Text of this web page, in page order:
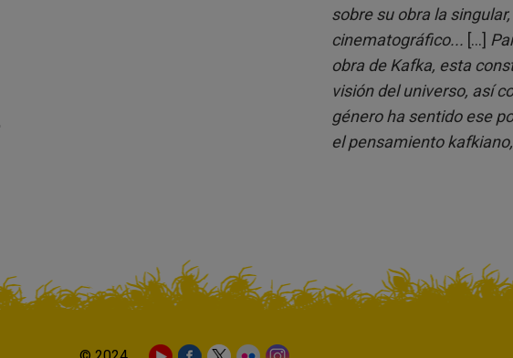
sobre su obra la
cinematográfico... [...]
obra de Kafka, esta
visión del universo, así
género ha sentido ese
el pensamiento